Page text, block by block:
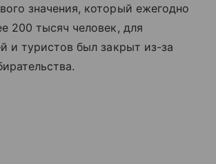
значения, который ежегодно
200 тысяч человек, для
и туристов был закрыт из-за